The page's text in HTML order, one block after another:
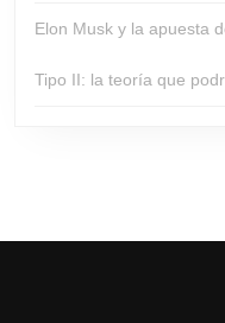
Elon Musk y la apuesta
Tipo II: la teoría que